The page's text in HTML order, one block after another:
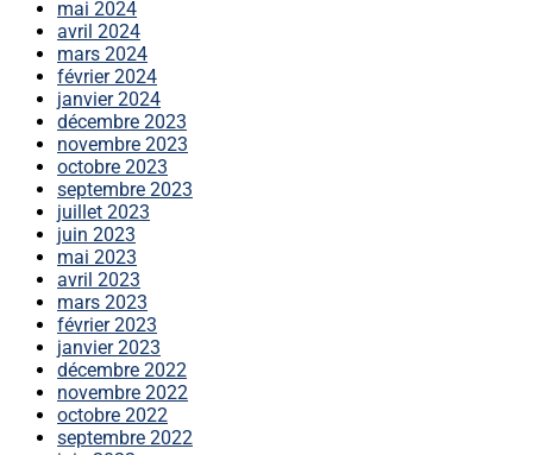
mai 2024
avril 2024
mars 2024
février 2024
janvier 2024
décembre 2023
novembre 2023
octobre 2023
septembre 2023
juillet 2023
juin 2023
mai 2023
avril 2023
mars 2023
février 2023
janvier 2023
décembre 2022
novembre 2022
octobre 2022
septembre 2022